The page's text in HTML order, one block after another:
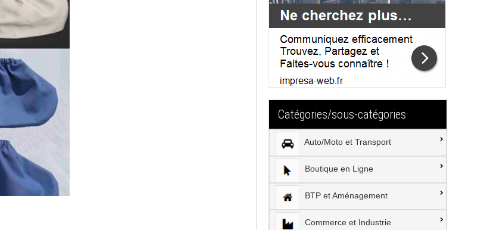
Catégories/sous-catégories
Auto/Moto et Transport
Boutique en Ligne
BTP et Aménagement
Commerce et Industrie